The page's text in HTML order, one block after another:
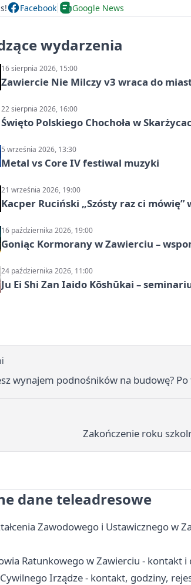
Facebook Google News
wydarzenia
16 sierpnia 2026, 15:00
Zawiercie Nie Milczy v3 wraca do
22 sierpnia 2026, 16:00
Święto Polskiego Chochoła w
5 września 2026, 13:30
Metal vs Core IV festiwal muzyki
21 września 2026, 19:00
Kacper Ruciński „Szósty raz ci
16 października 2026, 19:00
Goniąc Kormorany w Zawierciu –
24 października 2026, 11:00
Ju Ei Shi Zan Iaido Kōshūkai –
wynajem podnośników na budowę?
Zakończenie roku
dane teleadresowe
Zawodowego i Ustawicznego w
Ratunkowego w Zawierciu - kontakt i
Irządze - kontakt, godziny,